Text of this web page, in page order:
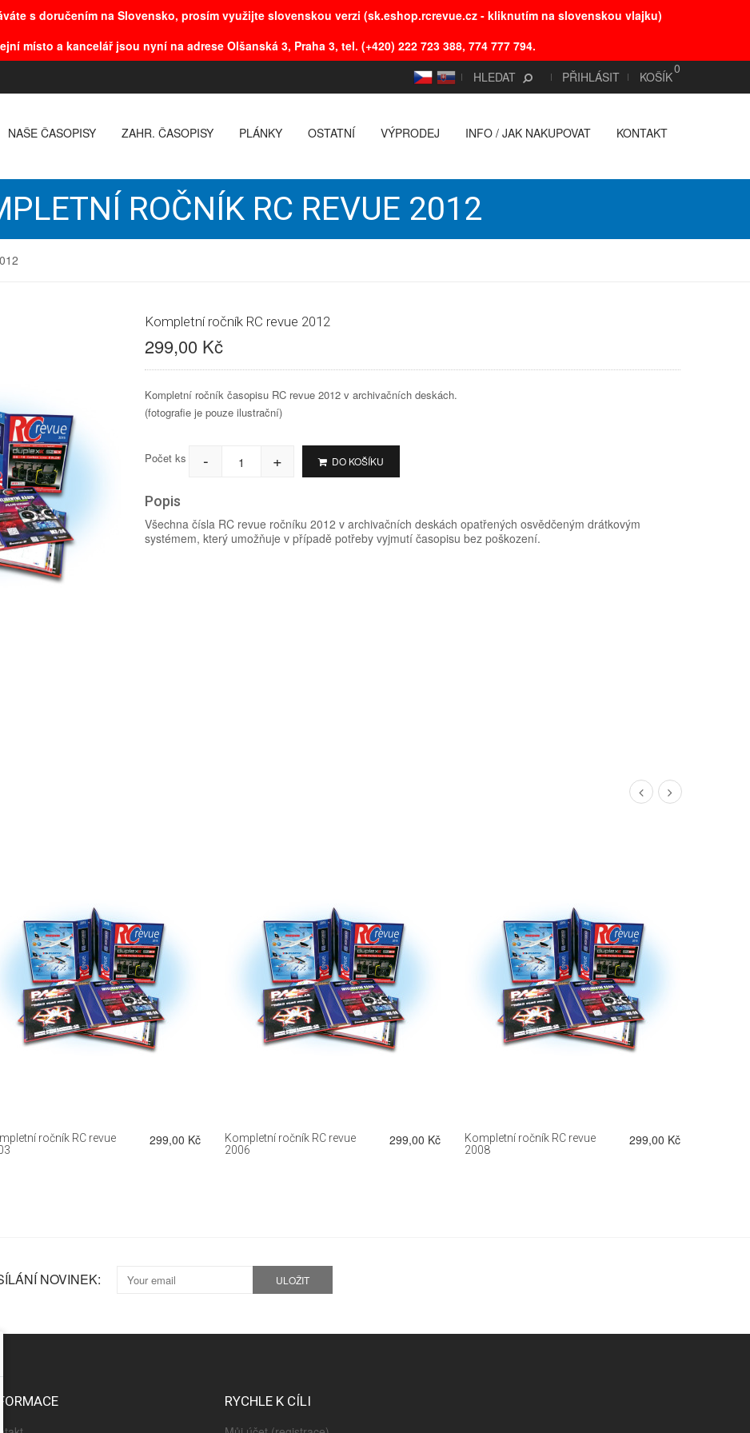
s doručením na Slovensko, prosím využijte slovenskou verzi (sk.eshop.rcrevue.cz - kliknutím na slovenskou vlajku)
místo a kancelář jsou nyní na adrese Olšanská 3, Praha 3, tel. (+420) 222 723 388, 774 777 794.
CS SK HLEDAT PŘIHLÁSIT KOŠÍK
0
NAŠE ČASOPISY ZAHR. ČASOPISY PLÁNKY OSTATNÍ VÝPRODEJ INFO / JAK NAKUPOVAT KONTAKT
ROČNÍK RC REVUE 2012
Kompletní ročník RC revue 2012
299,00 Kč
Kompletní ročník časopisu RC revue 2012 v archivačních deskách.
(fotografie je pouze ilustrační)
Počet ks - + DO KOŠÍKU
Popis
Všechna čísla RC revue ročníku 2012 v archivačních deskách opatřených osvědčeným drátkovým
systémem, který umožňuje v případě potřeby vyjmutí časopisu bez poškození.
ročník RC revue
299,00 Kč
DETAIL
Kompletní ročník RC revue
2006
299,00 Kč
DETAIL
Kompletní ročník RC revue
2008
299,00 Kč
DETAIL
NOVINEK: ULOŽIT
RYCHLE K CÍLI